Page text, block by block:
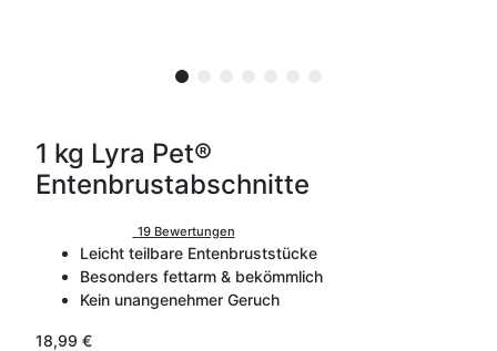
1 kg Lyra Pet®
Entenbrustabschnitte
19 Bewertungen
Leicht teilbare Entenbruststücke
Besonders fettarm & bekömmlich
Kein unangenehmer Geruch
18,99 €